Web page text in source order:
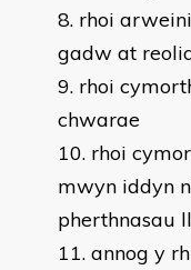
rhoi
gadw at
rhoi
chwarae
rhoi
mwyn iddyn
pherthnasau
annog y